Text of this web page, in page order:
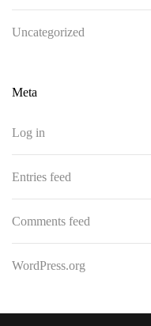
Uncategorized
Meta
Log in
Entries feed
Comments feed
WordPress.org